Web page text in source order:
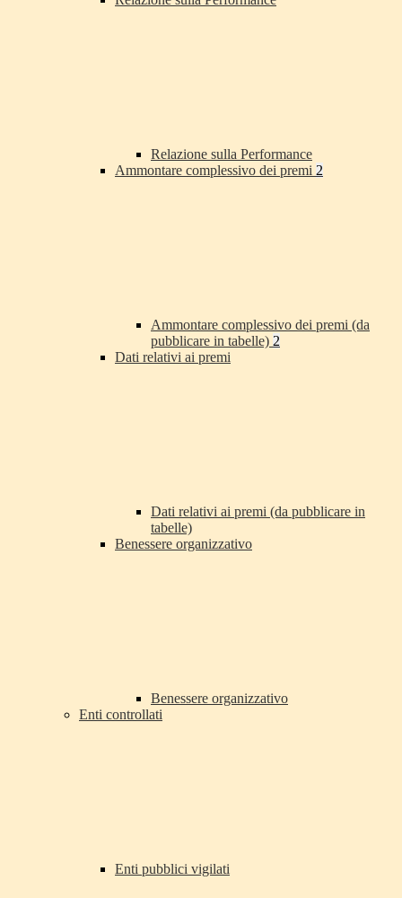
Relazione sulla Performance
Ammontare complessivo dei premi 2
Ammontare complessivo dei premi (da
pubblicare in tabelle) 2
Dati relativi ai premi
Dati relativi ai premi (da pubblicare in
tabelle)
Benessere organizzativo
Benessere organizzativo
Enti controllati
Enti pubblici vigilati